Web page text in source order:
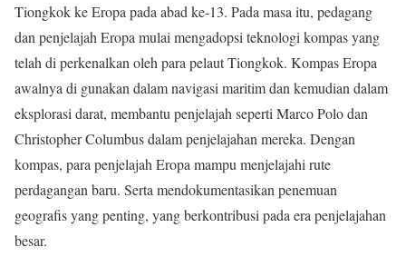
Tiongkok ke Eropa pada abad ke-13. Pada masa itu, pedagang
dan penjelajah Eropa mulai mengadopsi teknologi kompas yang
telah di perkenalkan oleh para pelaut Tiongkok. Kompas Eropa
awalnya di gunakan dalam navigasi maritim dan kemudian dalam
eksplorasi darat, membantu penjelajah seperti Marco Polo dan
Christopher Columbus dalam penjelajahan mereka. Dengan
kompas, para penjelajah Eropa mampu menjelajahi rute
perdagangan baru. Serta mendokumentasikan penemuan
geografis yang penting, yang berkontribusi pada era penjelajahan
besar.